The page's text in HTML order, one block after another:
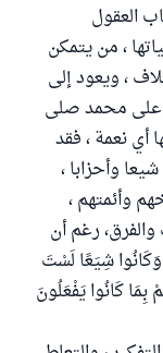
العقول
، من يتمكن
، ويعود إلى
على محمد صلى
أي نعمة ، فقد
وأحزابا ،
وأئمتهم ،
رغم أن
شِيَعًا لَسْتَ
كَانُوا يَفْعَلُونَ